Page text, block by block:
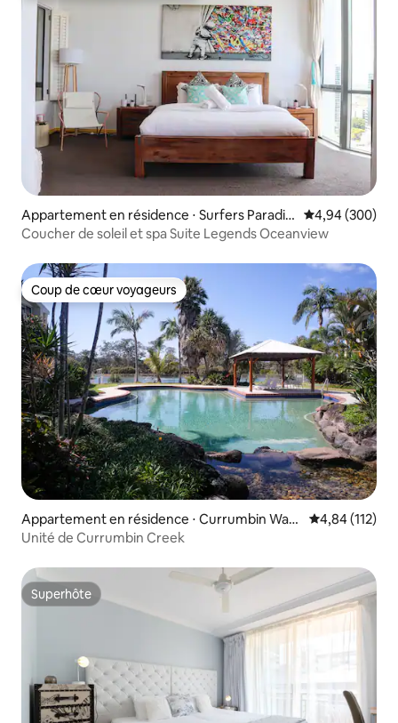
Appartement en résidence ⋅ Surfers Paradis
e
Évaluation
4,94 (300)
Coucher de soleil et spa Suite Legends Oceanview
Coup de cœur voyageurs
Coup de cœur voyageurs
Appartement en résidence ⋅ Currumbin Wate
rs
Évaluation
4,84 (112)
Unité de Currumbin Creek
Superhôte
Superhôte